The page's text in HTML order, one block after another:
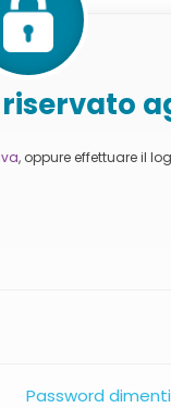
, oppure effettuare il
Password